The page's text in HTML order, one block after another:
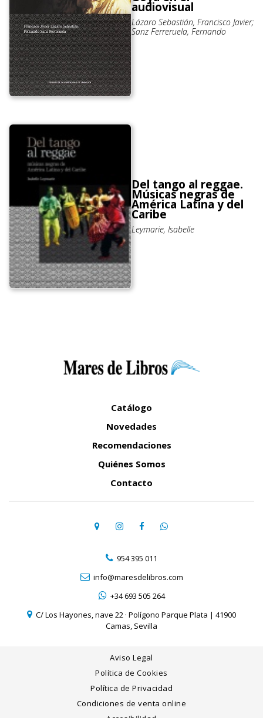
audiovisual
Lázaro Sebastián, Francisco Javier;
Sanz Ferreruela, Fernando
Del tango al reggae.
Músicas negras de
América Latina y del
Caribe
Leymarie, Isabelle
Catálogo
Novedades
Recomendaciones
Quiénes Somos
Contacto
954 395 011
info@maresdelibros.com
+34 693 505 264
C/ Los Hayones, nave 22 · Polígono Parque Plata | 41900
Camas, Sevilla
Aviso Legal
Política de Cookies
Política de Privacidad
Condiciones de venta online